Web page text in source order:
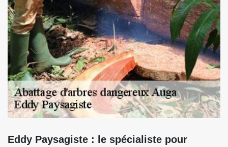
Eddy Paysagiste : le spécialiste pour